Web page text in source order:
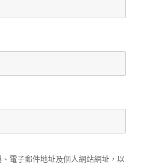
電子郵件地址及個人網站網址，以